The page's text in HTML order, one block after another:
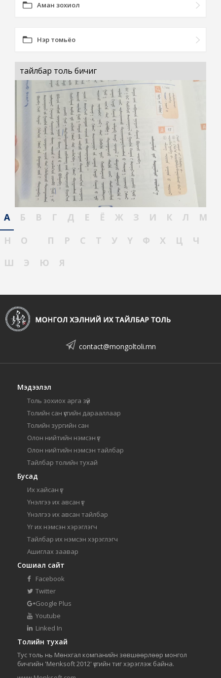
Аман зохиол
Нэр томьёо
тайлбар толь бичиг
А Б В Г Д Е Ё Ж З И К Л
М
Н
О П Р С Т У Ү Ф Х Ц
Ч
Ш
Э Ю Я
contact@mongoltoli.mn
Мэдээлэл
Толь зохиох арга зүй
Толийн сан үсгийн дарааллаар
Толийн зургийн сан
Олон нийтийн нэмсэн үг
Олон нийтийн нэмсэн тайлбар
Тайлбар толийн тухай
Бусад
Их хайсан үг
Үнэлгээ их авсан үг
Үнэлгээ их авсан тайлбар
Үг их нэмсэн хэрэглэгч
Тайлбар их нэмсэн хэрэглэгч
Ашиглах заавар
Сошиал сайт
Facebook
Twitter
Google Plus
Youtube
Linked In
Толийн тухай
Тус толь нь Мөнхгал компанийн зөвшөөрлөөр монгол
бичгийн 'Menksoft 2012' үсгийн тиг хэрэглэж байна.